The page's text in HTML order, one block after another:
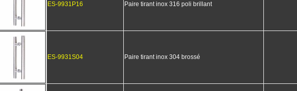
ES-9931P16 Paire tirant inox 316 poli brillant
ES-9931S04 Paire tirant inox 304 brossé